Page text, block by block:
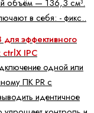
объём — 136,3 см³.
в себя: - фикс..
эффективного
ctrlX IPC
одной или
ПК PR с
идентичное